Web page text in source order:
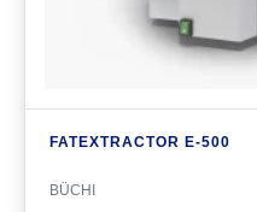
FATEXTRACTOR E-500
BÜCHI